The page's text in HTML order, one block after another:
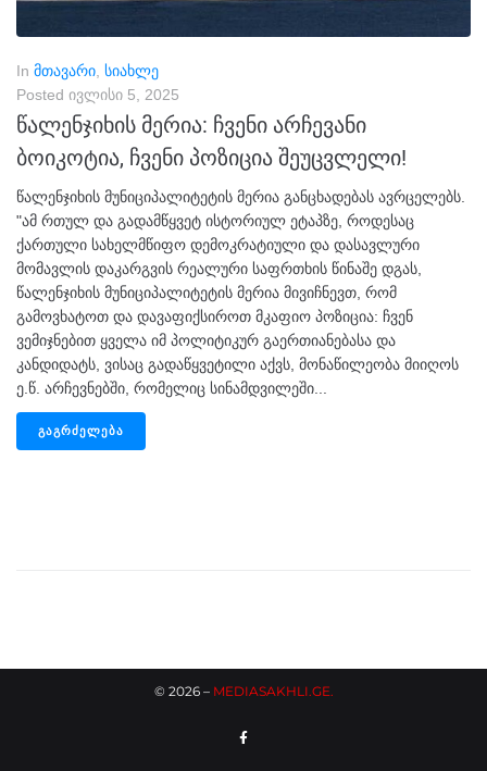
In მთავარი სიახლე
Posted ივლისი 5, 2025
წალენჯიხის მერია: ჩვენი არჩევანი
ბოიკოტია, ჩვენი პოზიცია შეუცვლელი!
წალენჯიხის მუნიციპალიტეტის მერია განცხადებას ავრცელებს.
"ამ რთულ და გადამწყვეტ ისტორიულ ეტაპზე, როდესაც
ქართული სახელმწიფო დემოკრატიული და დასავლური
მომავლის დაკარგვის რეალური საფრთხის წინაშე დგას,
წალენჯიხის მუნიციპალიტეტის მერია მივიჩნევთ, რომ
გამოვხატოთ და დავაფიქსიროთ მკაფიო პოზიცია: ჩვენ
ვემიჯნებით ყველა იმ პოლიტიკურ გაერთიანებასა და
კანდიდატს, ვისაც გადაწყვეტილი აქვს, მონაწილეობა მიიღოს
ე.წ. არჩევნებში, რომელიც სინამდვილეში...
ᲒᲐᲒᲠᲫᲔᲚᲔᲑᲐ
© 2026– MEDIASAKHLI.GE.